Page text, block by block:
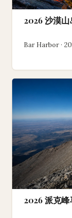
2026 沙漠
Bar Harbor ·
2026 派克峰